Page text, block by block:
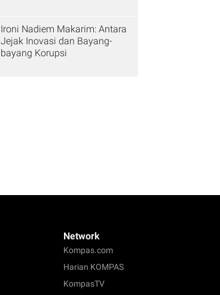
Ironi Nadiem Makarim: Antara
Jejak Inovasi dan Bayang-
bayang Korupsi
Network
Kompas.com
Harian KOMPAS
KompasTV